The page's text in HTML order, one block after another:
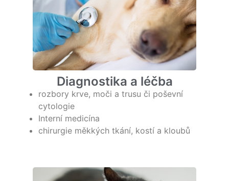
Diagnostika a léčba
rozbory krve, moči a trusu či poševní
cytologie
Interní medicína
chirurgie měkkých tkání, kostí a kloubů